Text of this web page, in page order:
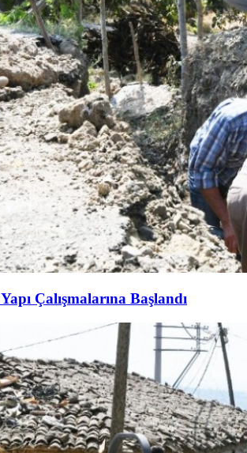
Çalışmalarına Başlandı